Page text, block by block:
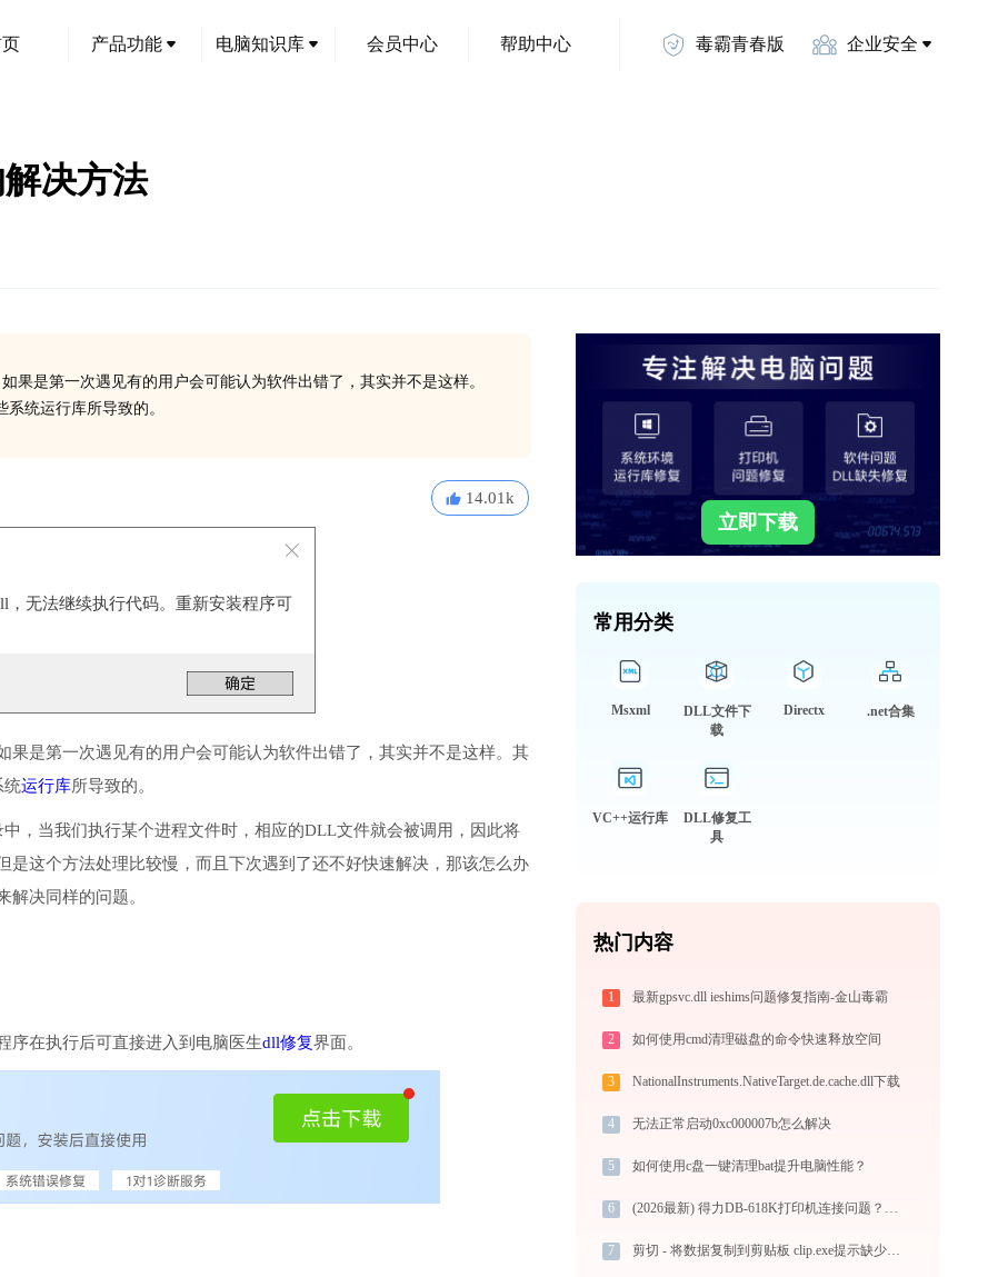
产品功能 电脑知识库 会员中心 帮助中心 毒霸青春版 企业安全
决方法
果是第一次遇见有的用户会可能认为软件出错了，其实并不是这样。
统运行库所导致的。
14.01k
，无法继续执行代码。重新安装程序可
是第一次遇见有的用户会可能认为软件出错了，其实并不是这样。其
统运行库所导致的。
，当我们执行某个进程文件时，相应的DLL文件就会被调用，因此将
这个方法处理比较慢，而且下次遇到了还不好快速解决，那该怎么办
决同样的问题。
序在执行后可直接进入到电脑医生dll修复界面。
立即下载
常用分类
Msxml
DLL文件下
载
Directx .net合集
VC++运行库
DLL修复工
具
热门内容
1 最新gpsvc.dll ieshims问题修复指南-金山毒霸
2 如何使用cmd清理磁盘的命令快速释放空间
3 NationalInstruments.NativeTarget.de.cache.dll下载
4 无法正常启动0xc000007b怎么解决
5 如何使用c盘一键清理bat提升电脑性能？
6 (2026最新) 得力DB-618K打印机连接问题？金山毒霸帮你解决
7 剪切 - 将数据复制到剪贴板 clip.exe提示缺少msvcr100.dll文件的解决办法